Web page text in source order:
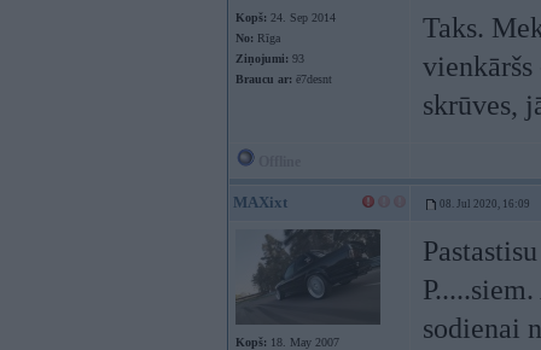
Kopš: 24. Sep 2014
No: Rīga
Ziņojumi: 93
Braucu ar: ē7desnt
Taks.
skrūves,
MAXixt 08. Jul 2020, 16:09
Kopš: 18. May 2007
sodienai